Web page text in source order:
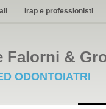
Irap e professionisti
Falorni &
ODONTOIATRI